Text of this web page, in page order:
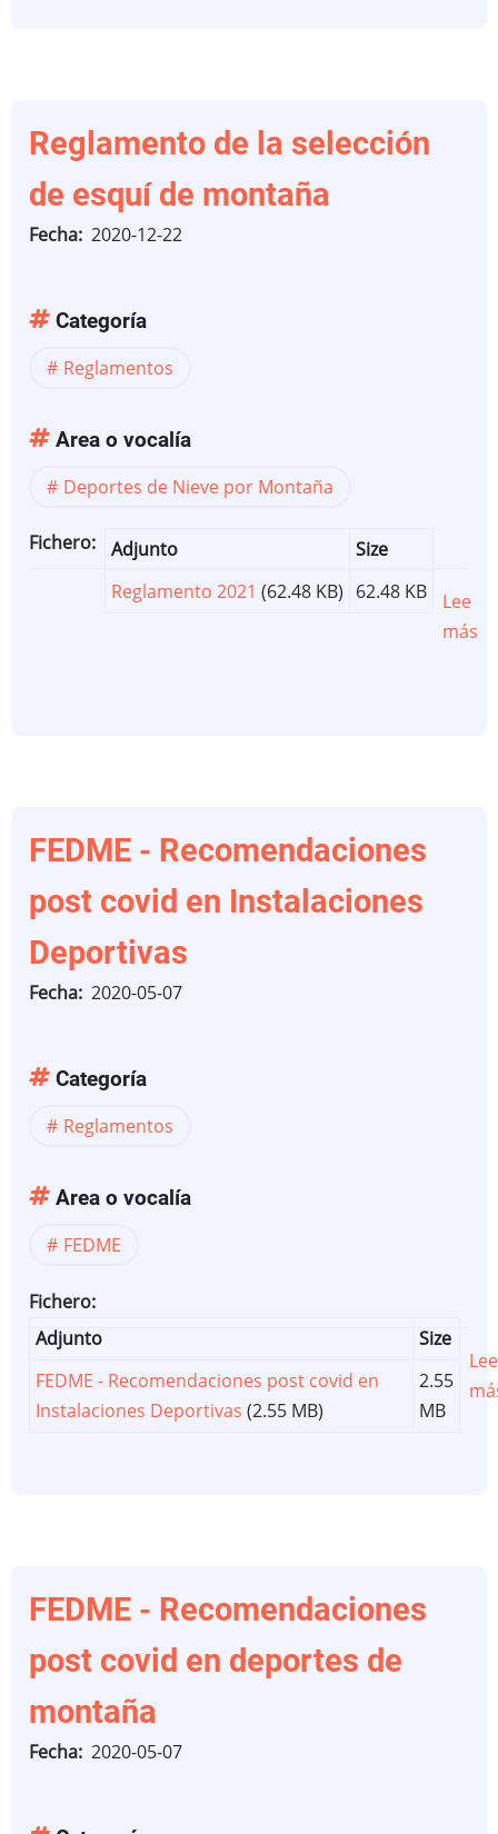
Reglamento de la selección
de esquí de montaña
Fecha 2020-12-22
Categoría
Reglamentos
Area o vocalía
Deportes de Nieve por Montaña
Fichero Adjunto
Size
Reglamento 2021 (62.48 KB) 62.48 KB
Lee
más
FEDME - Recomendaciones
post covid en Instalaciones
Deportivas
Fecha 2020-05-07
Categoría
Reglamentos
Area o vocalía
FEDME
Fichero
Adjunto
Size
FEDME - Recomendaciones post covid en
Instalaciones Deportivas (2.55 MB)
2.55
MB
Lee
FEDME - Recomendaciones
post covid en deportes de
montaña
Fecha 2020-05-07